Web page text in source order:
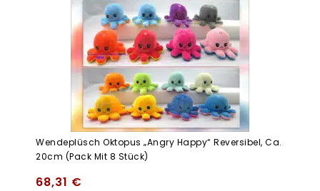
Wendeplüsch Oktopus „Angry Happy“ Reversibel, Ca.
20cm (Pack Mit 8 Stück)
68,31 €